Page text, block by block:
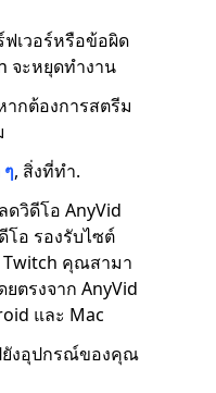
ฟเวอร์หรือข้อผิด
จะหยุดทำงาน
กต้องการสตรีม
, สิ่งที่ทำ.
วิดีโอ AnyVid
อ รองรับไซต์
Twitch คุณสามา
ตรงจาก AnyVid
และ Mac
ยังอุปกรณ์ของคุณ